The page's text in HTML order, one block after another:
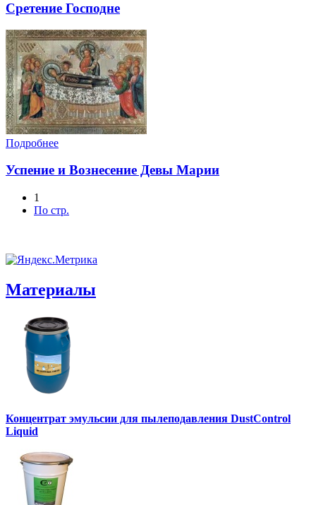
Сретение Господне
Подробнее
Успение и Вознесение Девы Марии
1
По стр.
Материалы
Концентрат эмульсии для пылеподавления DustControl
Liquid